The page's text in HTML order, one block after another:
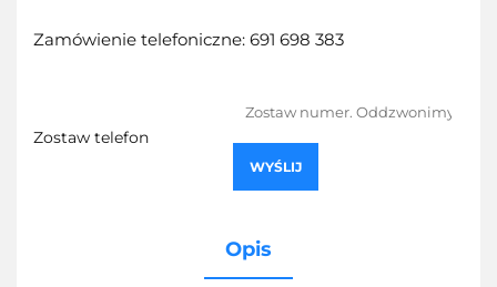
Zamówienie telefoniczne: 691 698 383
Zostaw telefon
WYŚLIJ
Opis